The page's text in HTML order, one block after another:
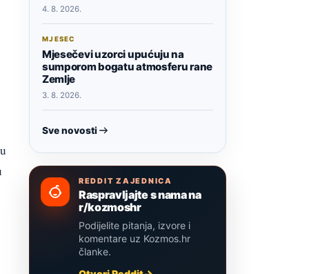
4. 8. 2026.
MJESEC
Mjesečevi uzorci upućuju na
sumporom bogatu atmosferu rane
Zemlje
3. 8. 2026.
Sve novosti
REDDIT ZAJEDNICA
Raspravljajte s nama na
r/kozmoshr
Podijelite pitanja, izvore i
komentare uz Kozmos.hr
članke.